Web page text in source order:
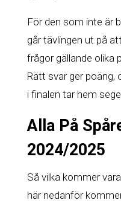
För den som inte är
går tävlingen ut på
frågor gällande olika
Rätt svar ger poäng,
i finalen tar hem
Alla På
2024/2025
Så vilka kommer
här nedanför